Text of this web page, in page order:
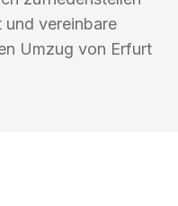
vereinbare
Umzug von Erfurt